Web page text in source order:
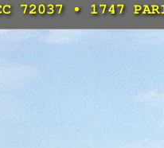
72037 • 1747